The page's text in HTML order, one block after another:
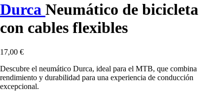
Durca Neumático de bicicleta
con cables flexibles
17,00 €
Descubre el neumático Durca, ideal para el MTB, que combina
rendimiento y durabilidad para una experiencia de conducción
excepcional.